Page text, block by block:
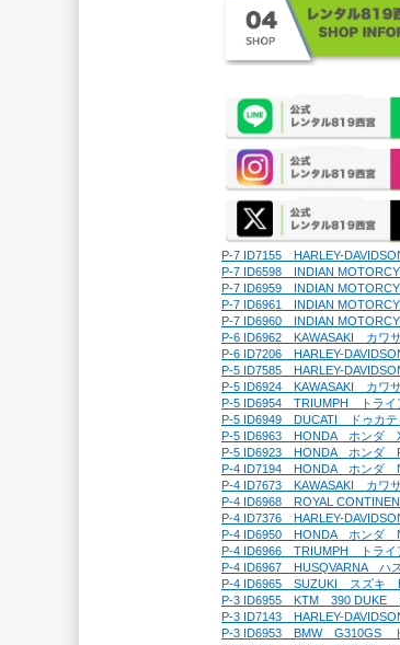
P-7 ID7155　HARLEY-
P-7 ID6598　INDIAN
P-7 ID6959　INDIAN
P-7 ID6961　INDIAN
P-7 ID6960　INDIAN
P-6 ID6962　KAWASAKI　カワ
P-6 ID7206　HARLEY-
P-5 ID7585　HARLEY-
P-5 ID6924　KAWASAKI　カワ
P-5 ID6954　TRIUMPH　トラ
P-5 ID6949　DUCATI　ドゥカ
P-5 ID6963　HONDA　ホンダ
P-5 ID6923　HONDA　ホンダ
P-4 ID7194　HONDA　ホンダ
P-4 ID7673　KAWASAKI　カワ
P-4 ID6968　ROYAL
P-4 ID7376　HARLEY-
P-4 ID6950　HONDA　ホンダ
P-4 ID6966　TRIUMPH　トラ
P-4 ID6967　HUSQVARNA　ハ
P-4 ID6965　SUZUKI　スズキ
P-3 ID6955　KTM　390 DUKE
P-3 ID7143　HARLEY-
P-3 ID6953　BMW　G310GS　